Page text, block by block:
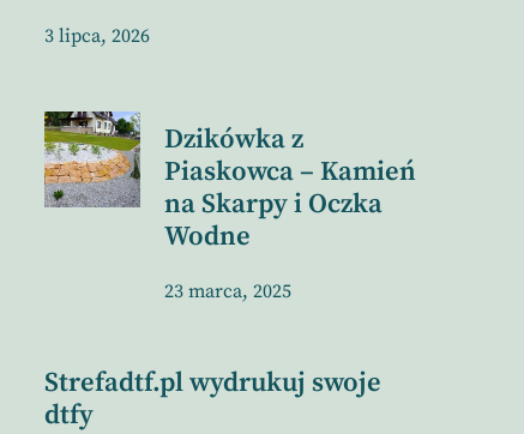
3 lipca, 2026
Dzikówka z
Piaskowca – Kamień
na Skarpy i Oczka
Wodne
23 marca, 2025
Strefadtf.pl wydrukuj swoje
dtfy